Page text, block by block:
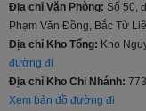
236l, 360l, 380l,
thoải mái lựa chọn sản
lượng lớn khách hàng
cấp hay cao cấp.
Chế độ bảo hành
Địa chỉ Văn Phòng: Số 50,
Phạm Văn Đồng, Bắc Từ
Địa chỉ Kho Tổng: Kho
đường đi
Địa chỉ Kho Chi Nhánh:
Xem bản đồ đường đi